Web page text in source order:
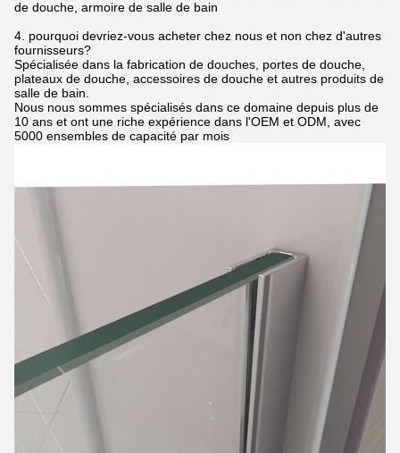
de douche, armoire de salle de bain
4. pourquoi devriez-vous acheter chez nous et non chez d'autres
fournisseurs?
Spécialisée dans la fabrication de douches, portes de douche,
plateaux de douche, accessoires de douche et autres produits de
salle de bain.
Nous nous sommes spécialisés dans ce domaine depuis plus de
10 ans et ont une riche expérience dans l'OEM et ODM, avec
5000 ensembles de capacité par mois